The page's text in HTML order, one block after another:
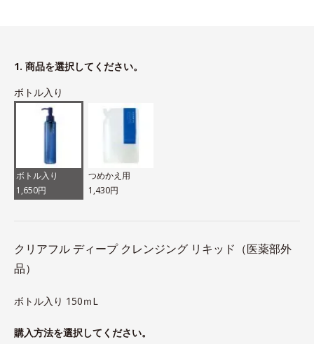
1. 商品を選択してください。
ボトル入り
ボトル入り
1,650円
つめかえ用
1,430円
クリアフル ディープ クレンジング リキッド（医薬部外
品）
ボトル入り 150ｍL
購入方法を選択してください。